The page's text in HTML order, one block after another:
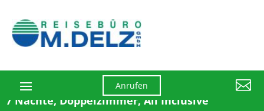
Anrufen 
7 Nächte, Doppelzimmer, All Inclusive